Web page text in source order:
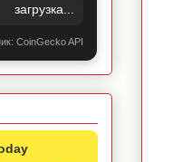
загрузка...
CoinGecko API